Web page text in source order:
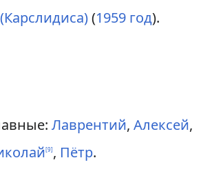
(1959 год).
Лаврентий, Алексей,
[9], Пётр.